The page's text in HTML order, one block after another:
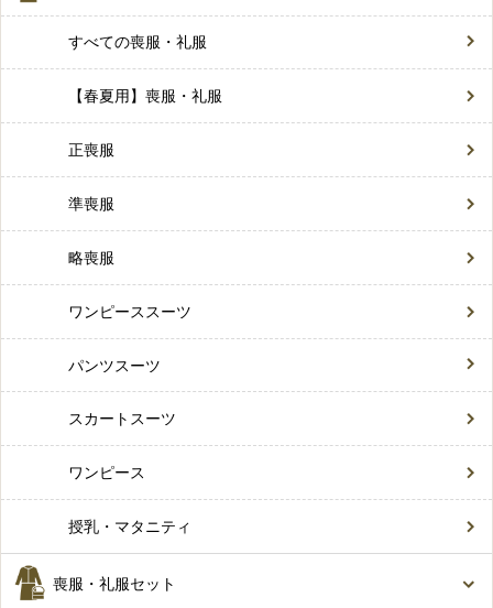
すべての喪服・礼服
【春夏用】喪服・礼服
正喪服
準喪服
略喪服
ワンピーススーツ
パンツスーツ
スカートスーツ
ワンピース
授乳・マタニティ
喪服・礼服セット